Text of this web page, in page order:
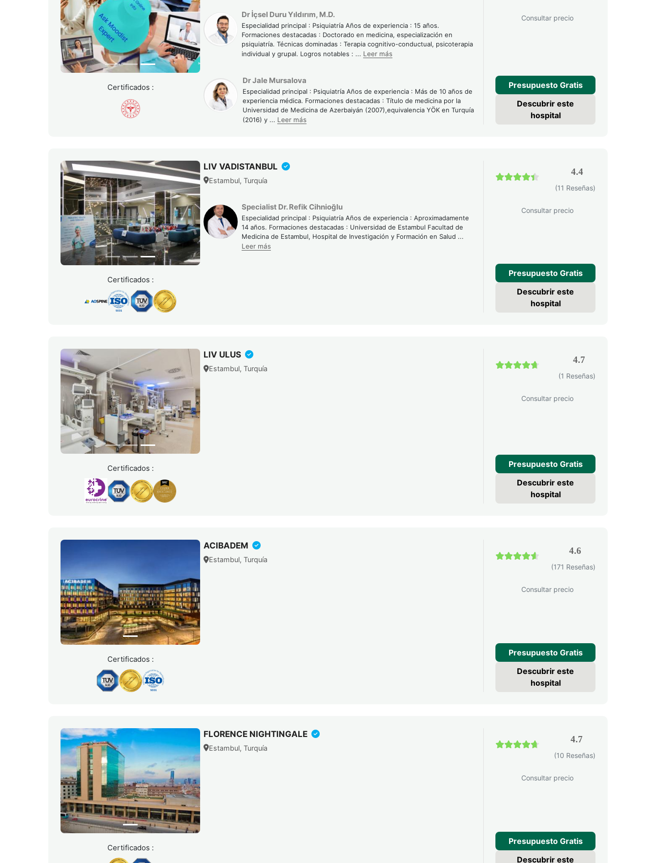
Certificados :
Dr İçsel Duru Yıldırım, M.D.
Especialidad principal : Psiquiatría Años de experiencia : 15 años.
Formaciones destacadas : Doctorado en medicina, especialización en
psiquiatría. Técnicas dominadas : Terapia cognitivo-conductual, psicoterapia
individual y grupal. Logros notables : ... Leer más
Dr Jale Mursalova
Especialidad principal : Psiquiatría Años de experiencia : Más de 10 años de
experiencia médica. Formaciones destacadas : Título de medicina por la
Universidad de Medicina de Azerbaiyán (2007),equivalencia YÖK en Turquía
(2016) y ... Leer más
Consultar precio
Presupuesto Gratis
Descubrir este
hospital
Certificados :
LIV VADISTANBUL
Estambul, Turquía
Specialist Dr. Refik Cihnioğlu
Especialidad principal : Psiquiatría Años de experiencia : Aproximadamente
14 años. Formaciones destacadas : Universidad de Estambul Facultad de
Medicina de Estambul, Hospital de Investigación y Formación en Salud ...
Leer más
4.4 / 5
4.4
(11 Reseñas)
Consultar precio
Presupuesto Gratis
Descubrir este
hospital
Certificados :
LIV ULUS
Estambul, Turquía
4.7
(1 Reseñas)
Consultar precio
Presupuesto Gratis
Descubrir este
hospital
Certificados :
ACIBADEM
Estambul, Turquía
4.6
(171 Reseñas)
Consultar precio
Presupuesto Gratis
Descubrir este
hospital
Certificados :
FLORENCE NIGHTINGALE
Estambul, Turquía 4.7 / 5
4.7
(10 Reseñas)
Consultar precio
Presupuesto Gratis
Descubrir este